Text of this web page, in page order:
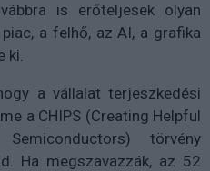
is erőteljesek olyan
a felhő, az AI, a grafika
ki.
a vállalat terjeszkedési
a CHIPS (Creating Helpful
törvény
Ha megszavazzák, az 52